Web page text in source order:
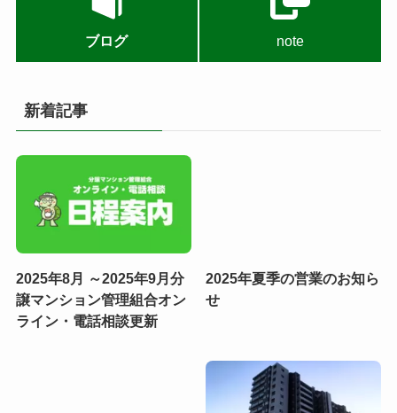
ブログ note
新着記事
2025年8月 ～2025年9月分
譲マンション管理組合オン
ライン・電話相談更新
2025年夏季の営業のお知ら
せ